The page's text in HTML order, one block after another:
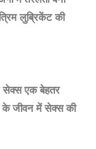
लुब्रिकेंट की
सेक्स एक बेहतर
के जीवन में सेक्स की